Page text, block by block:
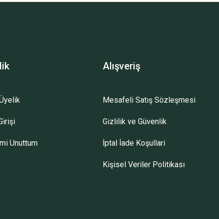
Unuttum
Alışveriş
Mesafeli Satış Sözleşmesi
Gizlilik ve Güvenlik
İptal İade Koşullari
Kişisel Veriler Politikası